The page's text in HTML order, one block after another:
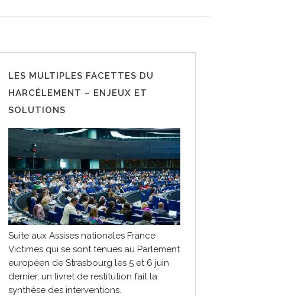
LES MULTIPLES FACETTES DU
HARCÈLEMENT – ENJEUX ET
SOLUTIONS
Suite aux Assises nationales France
Victimes qui se sont tenues au Parlement
européen de Strasbourg les 5 et 6 juin
dernier, un livret de restitution fait la
synthèse des interventions.